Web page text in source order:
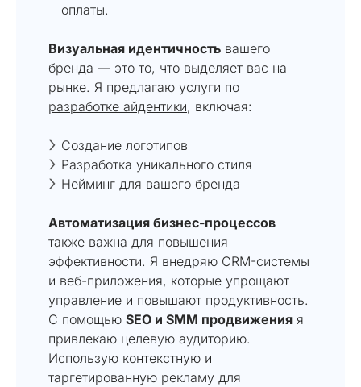
оплаты.
Визуальная идентичность вашего
бренда — это то, что выделяет вас на
рынке. Я предлагаю услуги по
разработке айдентики, включая:
Создание логотипов
Разработка уникального стиля
Нейминг для вашего бренда
Автоматизация бизнес-процессов
также важна для повышения
эффективности. Я внедряю CRM-системы
и веб-приложения, которые упрощают
управление и повышают продуктивность.
С помощью SEO и SMM продвижения я
привлекаю целевую аудиторию.
Использую контекстную и
таргетированную рекламу для